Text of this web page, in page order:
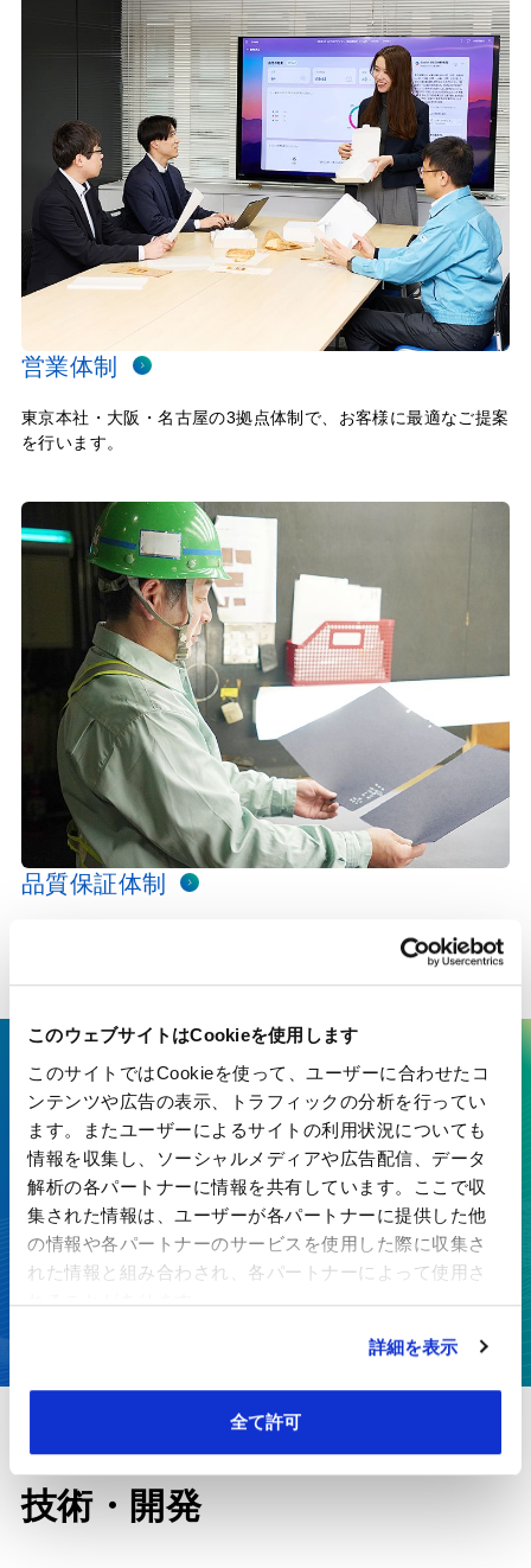
このウェブサイトはCookieを使用します
このサイトではCookieを使って、ユーザーに合わせたコ
ンテンツや広告の表示、トラフィックの分析を行ってい
ます。またユーザーによるサイトの利用状況についても
情報を収集し、ソーシャルメディアや広告配信、データ
解析の各パートナーに情報を共有しています。ここで収
集された情報は、ユーザーが各パートナーに提供した他
の情報や各パートナーのサービスを使用した際に収集さ
れた情報と組み合わされ、各パートナーによって使用さ
れることがあります。
詳細を表示
全て許可
営業体制
東京本社・大阪・名古屋の3拠点体制で、お客様に最適なご提案
を行います。
品質保証体制
ISO認証取得済み。徹底した品質管理で安心をお届けします。
ここにしかない技術で、最先端の
価値を生み出す
特殊紙・高機能フィルムを、開発から製造まで一貫対応
お見積り・お問い合わせ
技術・開発